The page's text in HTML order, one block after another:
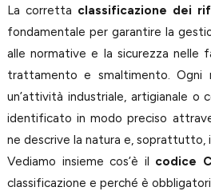
La corretta classificazione dei
fondamentale per garantire la
alle normative e la sicurezza nelle
trattamento e smaltimento. Ogni
un’attività industriale, artigianale o
identificato in modo preciso
ne descrive la natura e, soprattutto,
Vediamo insieme cos’è il codice
classificazione e perché è